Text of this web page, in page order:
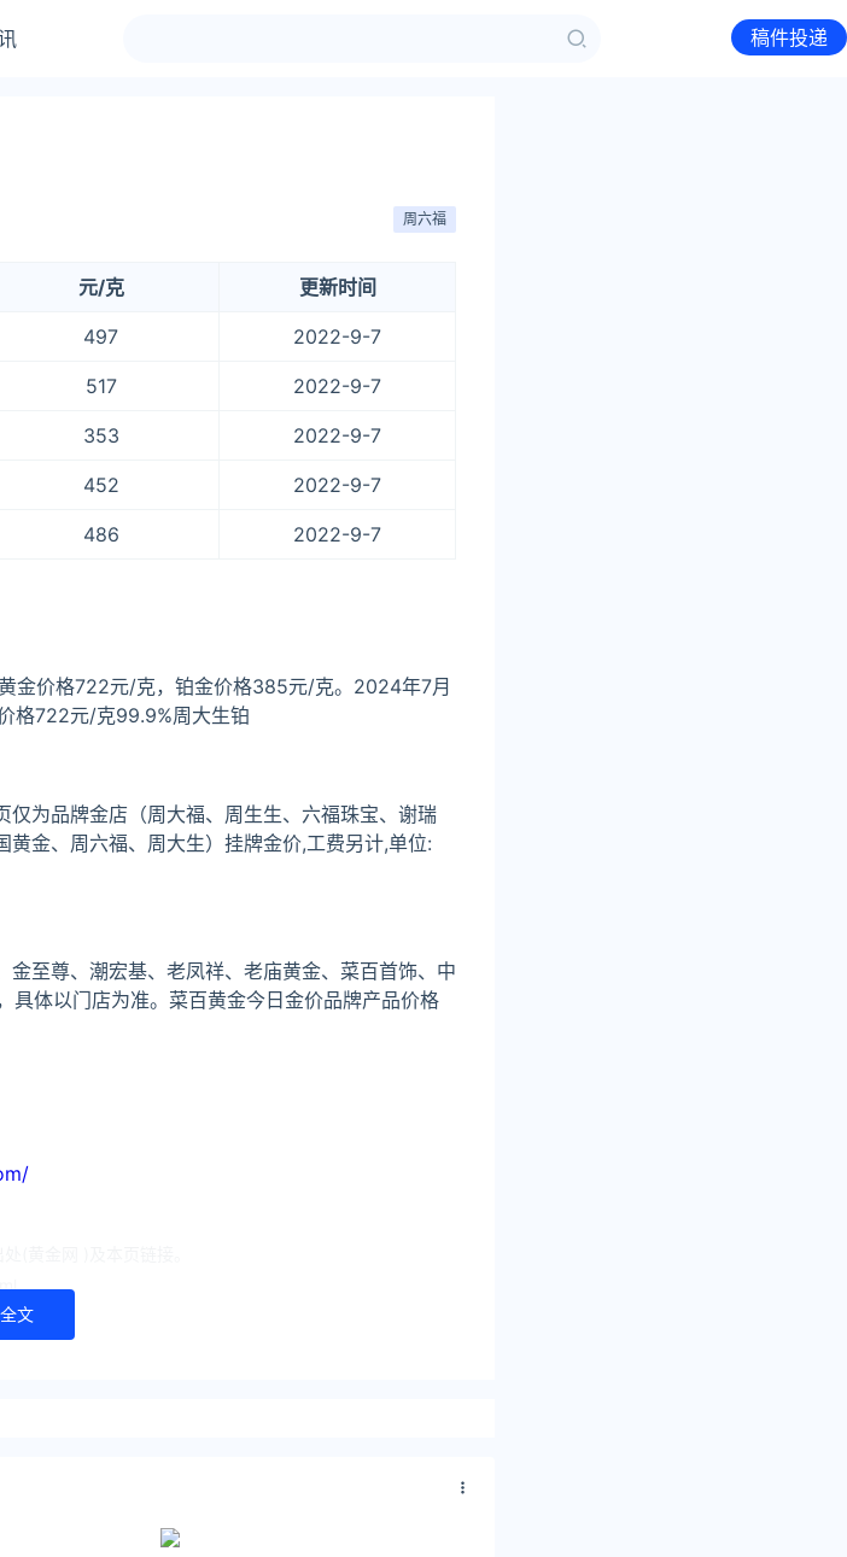
稿件投递
周六福
元/克 更新时间
497 2022-9-7
517 2022-9-7
353 2022-9-7
452 2022-9-7
486 2022-9-7
金价格722元/克，铂金价格385元/克。2024年7月
格722元/克99.9%周大生铂
为品牌金店（周大福、周生生、六福珠宝、谢瑞
金、周六福、周大生）挂牌金价,工费另计,单位:
至尊、潮宏基、老凤祥、老庙黄金、菜百首饰、中
具体以门店为准。菜百黄金今日金价品牌产品价格
文